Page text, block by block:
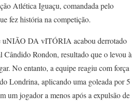
Atlética Iguaçu, comandada pelo
fez história na competição.
uNIÃO DA vITÓRIA acabou derrotado
Cândido Rondon, resultado que o levou à
No entanto, a equipe reagiu com força
Londrina, aplicando uma goleada por 5
um jogador a menos após a expulsão de